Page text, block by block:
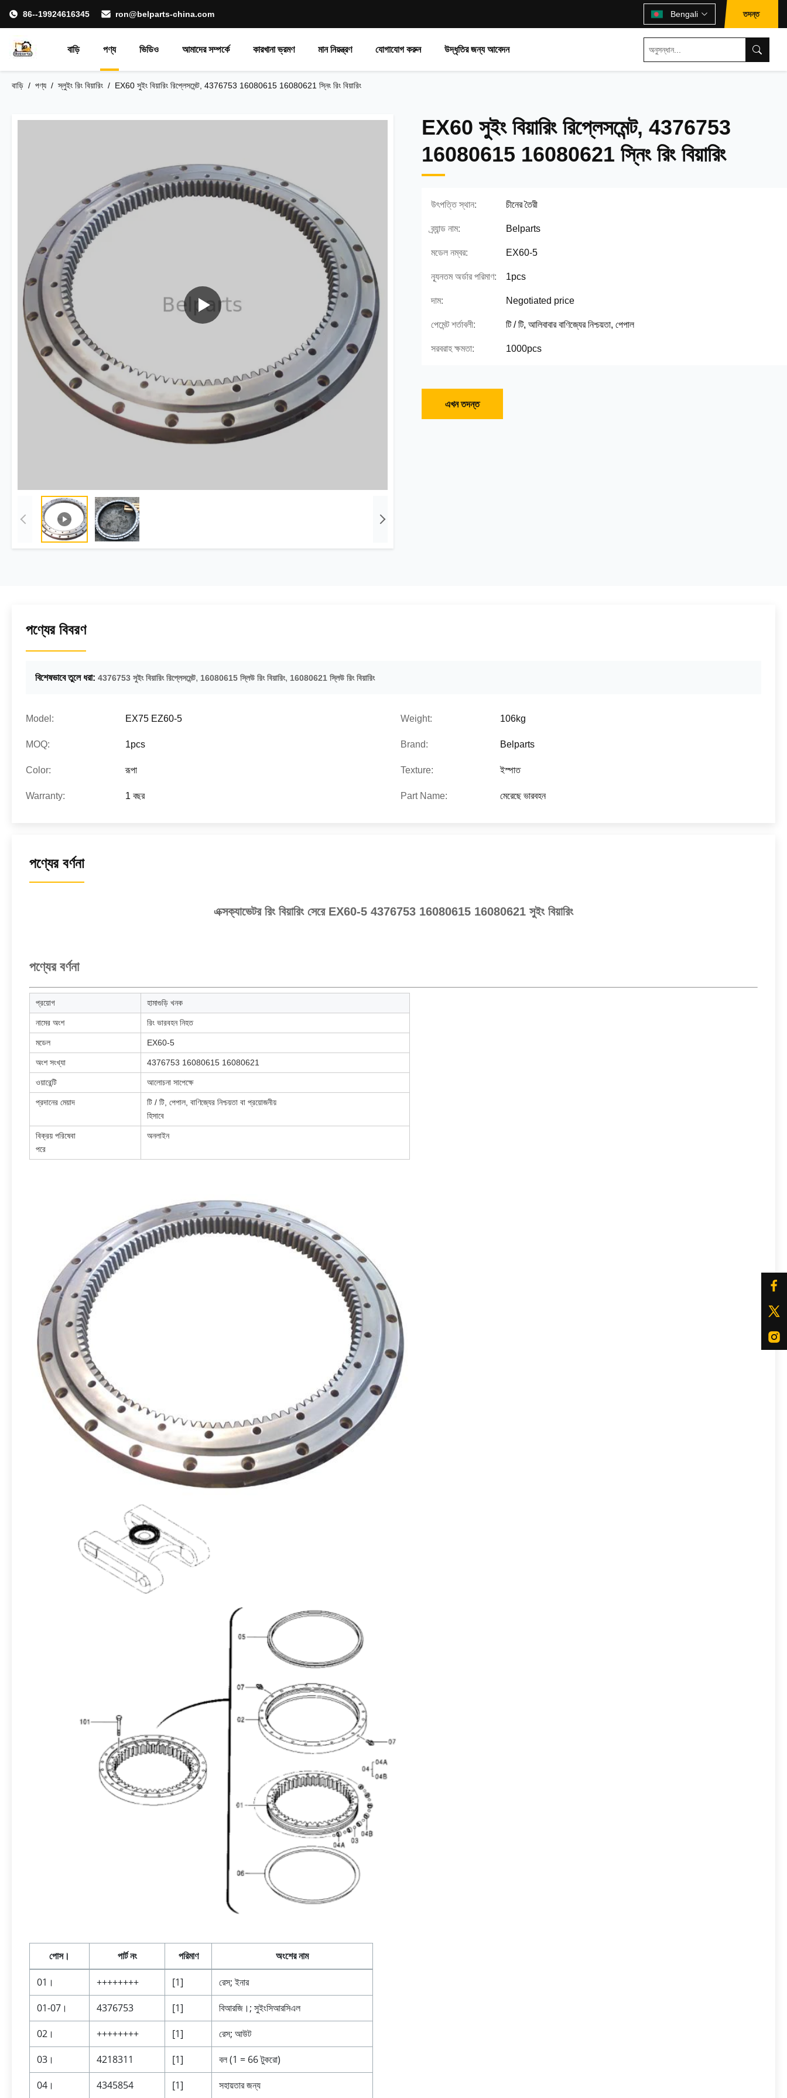
86--19924616345 ron@belparts-china.com Bengali তদন্ত
বাড়ি পণ্য ভিডিও আমাদের সম্পর্কে কারখানা ভ্রমণ মান নিয়ন্ত্রণ যোগাযোগ করুন উদ্ধৃতির জন্য আবেদন
বাড়ি / পণ্য /স্লুইং রিং বিয়ারিং / EX60 সুইং বিয়ারিং রিপ্লেসমেন্ট, 4376753 16080615 16080621 স্নিং রিং বিয়ারিং
EX60 সুইং বিয়ারিং রিপ্লেসমেন্ট, 4376753
16080615 16080621 স্নিং রিং বিয়ারিং
উৎপত্তি স্থান: চীনের তৈরী
ব্র্যান্ড নাম: Belparts
মডেল নম্বর: EX60-5
ন্যূনতম অর্ডার পরিমাণ: 1pcs
দাম: Negotiated price
পেমেন্ট শর্তাবলী: টি / টি, আলিবাবার বাণিজ্যের নিশ্চয়তা, পেপাল
সরবরাহ ক্ষমতা: 1000pcs
এখন তদন্ত
পণ্যের বিবরণ
বিশেষভাবে তুলে ধরা: 4376753 সুইং বিয়ারিং রিপ্লেসমেন্ট, 16080615 স্লিউ রিং বিয়ারিং, 16080621 স্লিউ রিং বিয়ারিং
Model: EX75 EZ60-5 Weight: 106kg
MOQ: 1pcs Brand: Belparts
Color: রূপা Texture: ইস্পাত
Warranty: 1 বছর Part Name: মেরেছে ভারবহন
পণ্যের বর্ণনা
এক্সক্যাভেটর রিং বিয়ারিং সেরে EX60-5 4376753 16080615 16080621 সুইং বিয়ারিং
পণ্যের বর্ণনা
প্রয়োগ হামাগুড়ি খনক
নামের অংশ রিং ভারবহন নিহত
মডেল EX60-5
অংশ সংখ্যা 4376753 16080615 16080621
ওয়ারেন্টি আলোচনা সাপেক্ষে
প্রদানের মেয়াদ
টি / টি, পেপাল, বাণিজ্যের নিশ্চয়তা বা প্রয়োজনীয়
হিসাবে
বিক্রয় পরিষেবা
পরে
অনলাইন
পোস। পার্ট নং পরিমাণ অংশের নাম
01। ++++++++ [1]
রেস; ইনার
01-07।
4376753 [1]
বিআরজি।; সুইংসিআরসিএল
02।
++++++++ [1]
রেস; আউট
03।
4218311 [1]
বল (1 = 66 টুকরো)
04।
4345854 [1] সহায়তার জন্য